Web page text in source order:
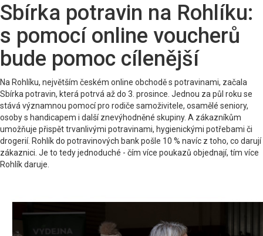
Sbírka potravin na Rohlíku:
s pomocí online voucherů
bude pomoc cílenější
Na Rohlíku, největším českém online obchodě s potravinami, začala
Sbírka potravin, která potrvá až do 3. prosince. Jednou za půl roku se
stává významnou pomocí pro rodiče samoživitele, osamělé seniory,
osoby s handicapem i další znevýhodněné skupiny. A zákazníkům
umožňuje přispět trvanlivými potravinami, hygienickými potřebami či
drogerií. Rohlík do potravinových bank pošle 10 % navíc z toho, co darují
zákaznici. Je to tedy jednoduché - čím více poukazů objednají, tím více
Rohlík daruje.